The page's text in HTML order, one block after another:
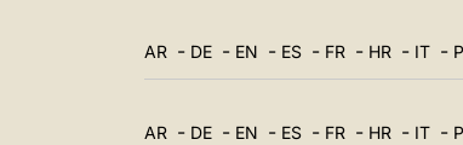
AR - DE - EN - ES - FR - HR - IT -
AR - DE - EN - ES - FR - HR - IT -